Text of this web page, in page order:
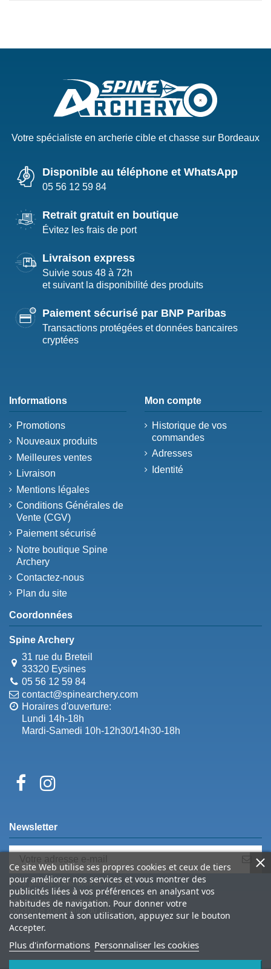
Votre spécialiste en archerie cible et chasse sur Bordeaux
Disponible au téléphone et WhatsApp
05 56 12 59 84
Retrait gratuit en boutique
Évitez les frais de port
Livraison express
Suivie sous 48 à 72h
et suivant la disponibilité des produits
Paiement sécurisé par BNP Paribas
Transactions protégées et données bancaires
cryptées
Informations
Promotions
Nouveaux produits
Meilleures ventes
Livraison
Mentions légales
Conditions Générales de
Vente (CGV)
Paiement sécurisé
Notre boutique Spine
Archery
Contactez-nous
Plan du site
Mon compte
Historique de vos
commandes
Adresses
Identité
Coordonnées
Spine Archery
31 rue du Breteil
33320 Eysines
05 56 12 59 84
contact@spinearchery.com
Horaires d'ouverture:
Lundi 14h-18h
Mardi-Samedi 10h-12h30/14h30-18h
Ce site Web utilise ses propres cookies et ceux de tiers
pour améliorer nos services et vous montrer des
publicités liées à vos préférences en analysant vos
habitudes de navigation. Pour donner votre
consentement à son utilisation, appuyez sur le bouton
Accepter.
Plus d'informations Personnaliser les cookies
Newsletter
Vous pouvez vous désinscrire à tout
moment. Vous trouverez pour cela nos
informations de contact dans les
conditions d'utilisation du site.